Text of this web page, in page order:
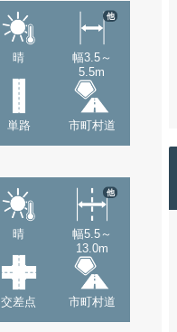
晴
幅3.5～
5.5m
他
単路 市町村道
晴
幅5.5～
13.0m
他
交差点 市町村道